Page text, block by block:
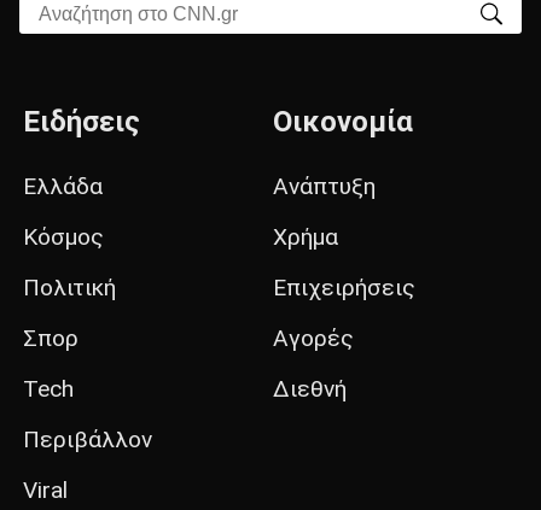
Αναζήτηση στο CNN.gr
Ειδήσεις
Ελλάδα
Κόσμος
Πολιτική
Σπορ
Tech
Περιβάλλον
Viral
Οικονομία
Ανάπτυξη
Χρήμα
Επιχειρήσεις
Αγορές
Διεθνή